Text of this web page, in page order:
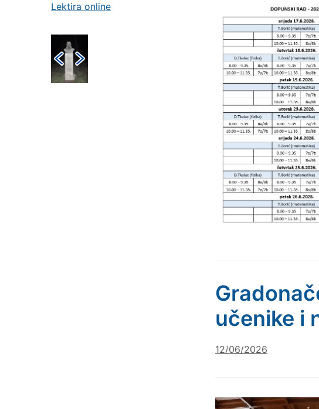
Lektira online
učenike i
12/06/2026